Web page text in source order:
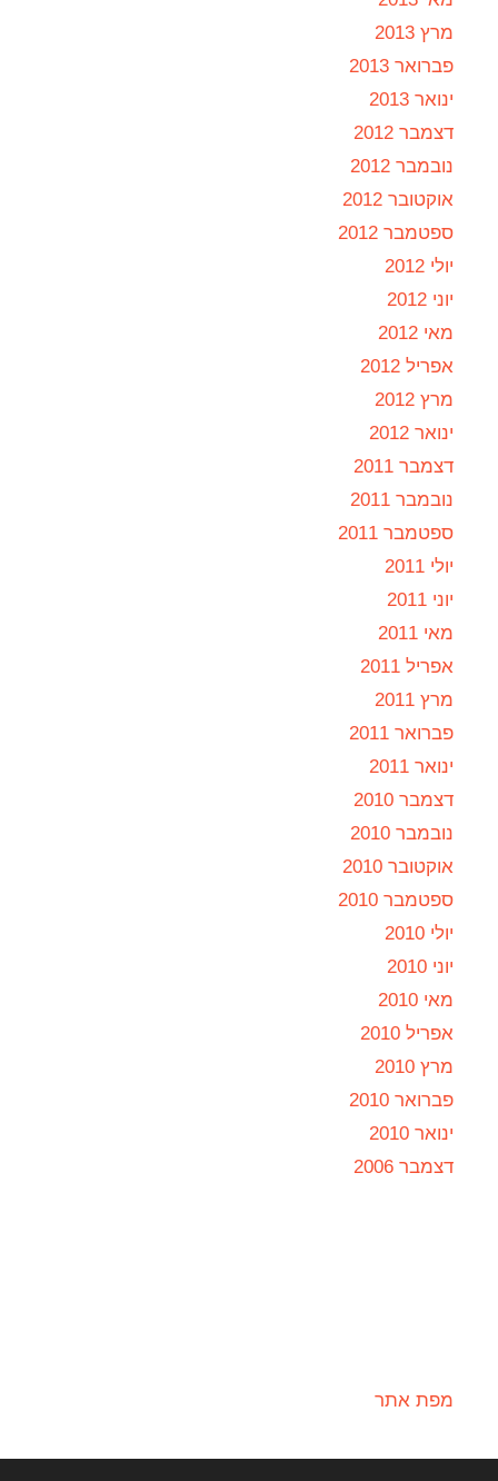
מרץ 2013
פברואר 2013
ינואר 2013
דצמבר 2012
נובמבר 2012
אוקטובר 2012
ספטמבר 2012
יולי 2012
יוני 2012
מאי 2012
אפריל 2012
מרץ 2012
ינואר 2012
דצמבר 2011
נובמבר 2011
ספטמבר 2011
יולי 2011
יוני 2011
מאי 2011
אפריל 2011
מרץ 2011
פברואר 2011
ינואר 2011
דצמבר 2010
נובמבר 2010
אוקטובר 2010
ספטמבר 2010
יולי 2010
יוני 2010
מאי 2010
אפריל 2010
מרץ 2010
פברואר 2010
ינואר 2010
דצמבר 2006
מפת אתר